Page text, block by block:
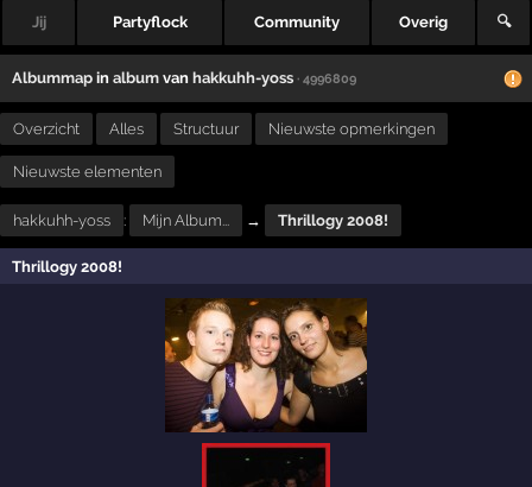
Jij Partyflock Community Overig 🔍
Albummap inalbum van hakkuhh-yoss · 4996809
Overzicht Alles Structuur Nieuwste opmerkingen
Nieuwste elementen
hakkuhh-yoss : Mijn Album... → Thrillogy 2008!
Thrillogy 2008!